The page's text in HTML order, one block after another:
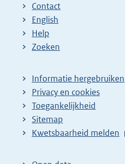
Contact
English
Help
Zoeken
Informatie hergebruiken
Privacy en cookies
Toegankelijkheid
Sitemap
E
t
Kwetsbaarheid melden